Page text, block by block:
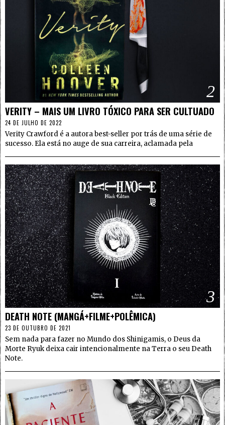
2
VERITY – MAIS UM LIVRO TÓXICO PARA SER CULTUADO
24 DE JULHO DE 2022
Verity Crawford é a autora best-seller por trás de uma série de
sucesso. Ela está no auge de sua carreira, aclamada pela
3
DEATH NOTE (MANGÁ+FILME+POLÊMICA)
23 DE OUTUBRO DE 2021
Sem nada para fazer no Mundo dos Shinigamis, o Deus da
Morte Ryuk deixa cair intencionalmente na Terra o seu Death
Note.